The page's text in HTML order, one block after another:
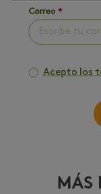
Correo *
Acepto los
MÁS